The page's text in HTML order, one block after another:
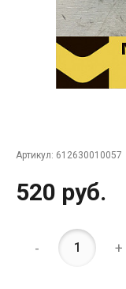
Артикул: 612630010057
520 руб.
- +